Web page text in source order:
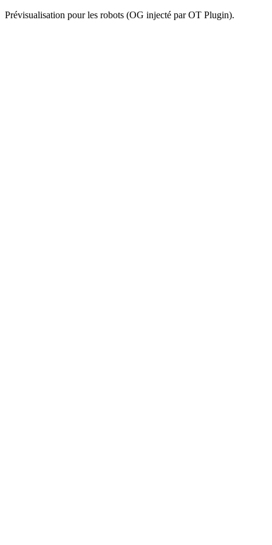
Prévisualisation pour les robots (OG injecté par OT Plugin).